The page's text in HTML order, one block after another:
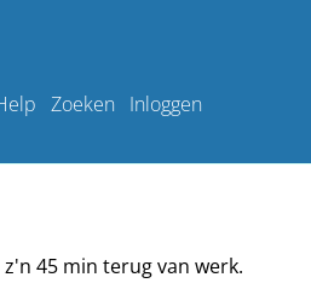
Zoeken Inloggen
45 min terug van werk.